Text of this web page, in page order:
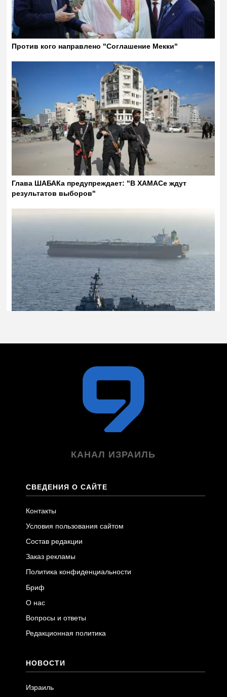
КАНАЛ ИЗРАИЛЬ
СВЕДЕНИЯ О САЙТЕ
Контакты
Условия пользования сайтом
Состав редакции
Заказ рекламы
Политика конфиденциальности
Бриф
О нас
Вопросы и ответы
Редакционная политика
НОВОСТИ
Израиль